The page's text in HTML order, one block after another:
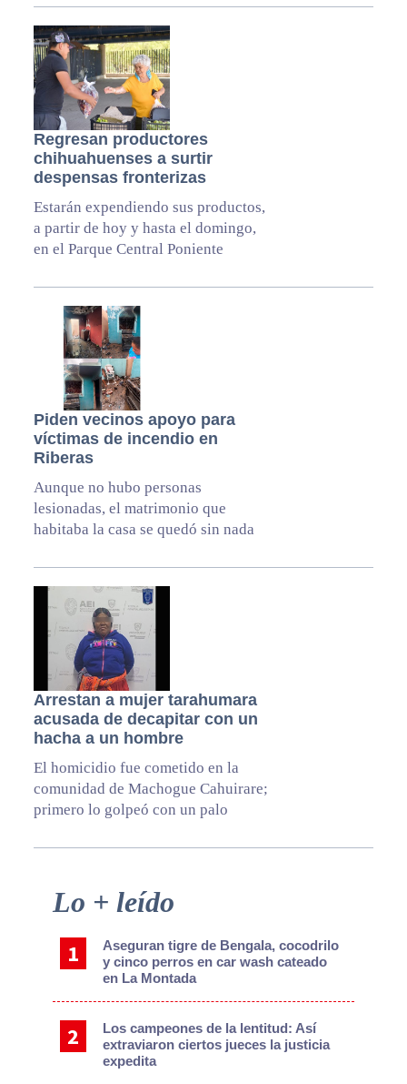
Regresan productores
chihuahuenses a surtir
despensas fronterizas
Estarán expendiendo sus productos,
a partir de hoy y hasta el domingo,
en el Parque Central Poniente
Piden vecinos apoyo para
víctimas de incendio en
Riberas
Aunque no hubo personas
lesionadas, el matrimonio que
habitaba la casa se quedó sin nada
Arrestan a mujer tarahumara
acusada de decapitar con un
hacha a un hombre
El homicidio fue cometido en la
comunidad de Machogue Cahuirare;
primero lo golpeó con un palo
Primary
Sidebar
Lo + leído
Aseguran tigre de Bengala, cocodrilo
y cinco perros en car wash cateado
en La Montada
Los campeones de la lentitud: Así
extraviaron ciertos jueces la justicia
expedita